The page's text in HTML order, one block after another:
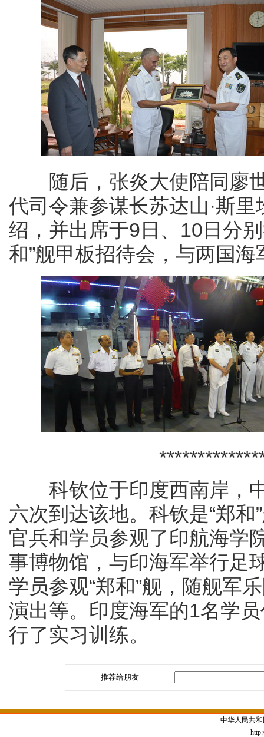
随后，张炎大使陪同廖世
代司令兼参谋长苏达山·斯
绍，并出席于9日、10日分
和”舰甲板招待会，与两国
科钦位于印度西南岸，中
六次到达该地。科钦是“郑
官兵和学员参观了印航海学
事博物馆，与印海军举行足
学员参观“郑和”舰，随舰军
演出等。印度海军的1名学
行了实习训练。
推荐给朋友
中华人民共